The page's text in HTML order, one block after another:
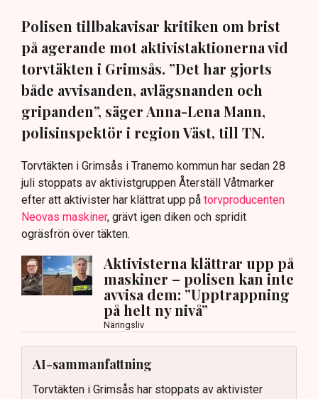
Polisen tillbakavisar kritiken om brist
på agerande mot aktivistaktionerna vid
torvtäkten i Grimsås. ”Det har gjorts
både avvisanden, avlägsnanden och
gripanden”, säger Anna-Lena Mann,
polisinspektör i region Väst, till TN.
Torvtäkten i Grimsås i Tranemo kommun har sedan 28
juli stoppats av aktivistgruppen Återställ Våtmarker
efter att aktivister har klättrat upp på torvproducenten
Neovas maskiner, grävt igen diken och spridit
ogräsfrön över täkten.
Aktivisterna klättrar upp på
maskiner – polisen kan inte
avvisa dem: ”Upptrappning
på helt ny nivå”
Näringsliv
AI-sammanfattning
Torvtäkten i Grimsås har stoppats av aktivister